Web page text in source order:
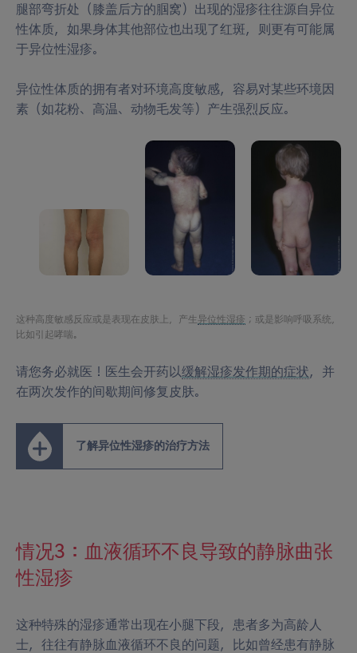
腿部弯折处（膝盖后方的腘窝）出现的湿疹往往源自异位
性体质，如果身体其他部位也出现了红斑，则更有可能属
于异位性湿疹。
异位性体质的拥有者对环境高度敏感，容易对某些环境因
素（如花粉、高温、动物毛发等）产生强烈反应。
这种高度敏感反应或是表现在皮肤上，产生异位性湿疹 ；或是影响呼吸系统，
比如引起哮喘。
请您务必就医！医生会开药以缓解湿疹发作期的症状，并
在两次发作的间歇期间修复皮肤。
了解异位性湿疹的治疗方法
情况3：血液循环不良导致的静脉曲张
性湿疹
这种特殊的湿疹通常出现在小腿下段，患者多为高龄人
士，往往有静脉血液循环不良的问题，比如曾经患有静脉